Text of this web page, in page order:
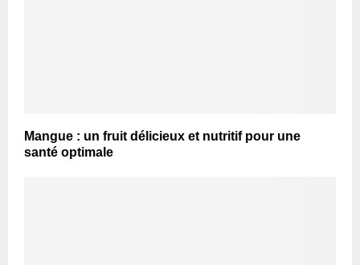
Mangue : un fruit délicieux et nutritif pour une
santé optimale